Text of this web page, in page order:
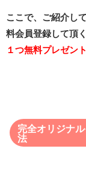
ここで、ご紹介し
料会員登録して頂
１つ無料プレゼン
完全オリジナ
法